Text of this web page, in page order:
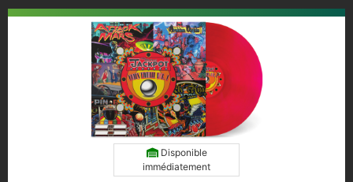
Disponible
immédiatement